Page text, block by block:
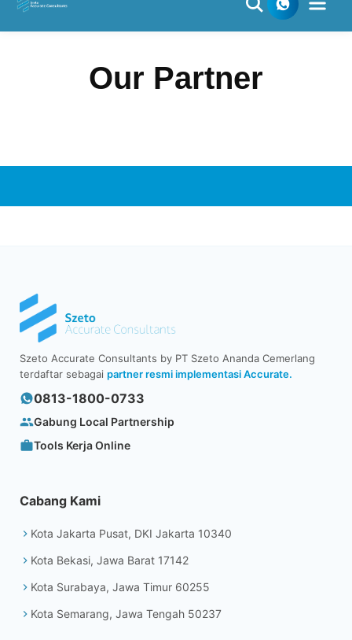
Skip
Our Partner
Szeto Accurate Consultants by PT Szeto Ananda Cemerlang
terdaftar sebagai partner resmi implementasi Accurate.
0813-1800-0733
Gabung Local Partnership
Tools Kerja Online
Cabang Kami
Kota Jakarta Pusat, DKI Jakarta 10340
Kota Bekasi, Jawa Barat 17142
Kota Surabaya, Jawa Timur 60255
Kota Semarang, Jawa Tengah 50237